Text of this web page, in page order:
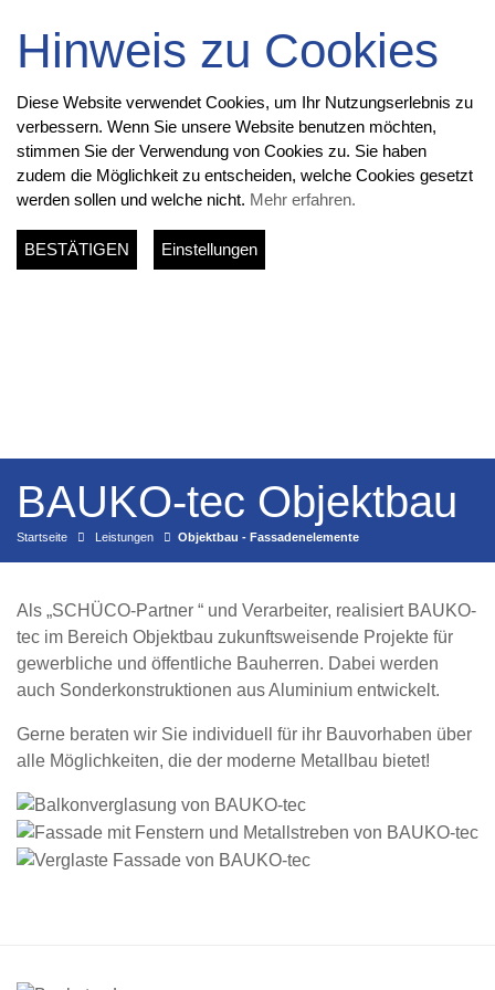
Hinweis zu Cookies
Diese Website verwendet Cookies, um Ihr Nutzungserlebnis zu
verbessern. Wenn Sie unsere Website benutzen möchten,
stimmen Sie der Verwendung von Cookies zu. Sie haben
zudem die Möglichkeit zu entscheiden, welche Cookies gesetzt
werden sollen und welche nicht. Mehr erfahren.
BESTÄTIGEN Einstellungen
BAUKO-tec Objektbau
Startseite Leistungen Objektbau - Fassadenelemente
Als „SCHÜCO-Partner “ und Verarbeiter, realisiert BAUKO-
tec im Bereich Objektbau zukunftsweisende Projekte für
gewerbliche und öffentliche Bauherren. Dabei werden
auch Sonderkonstruktionen aus Aluminium entwickelt.
Gerne beraten wir Sie individuell für ihr Bauvorhaben über
alle Möglichkeiten, die der moderne Metallbau bietet!